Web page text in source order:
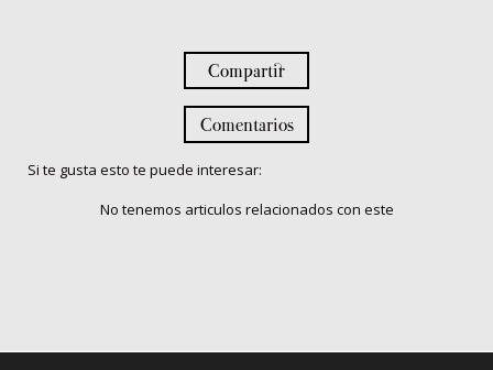
Compartir
Comentarios
Si te gusta esto te puede interesar:
No tenemos articulos relacionados con este